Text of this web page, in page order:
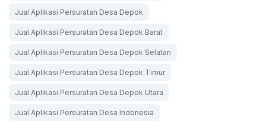
Jual Aplikasi Persuratan Desa Depok
Jual Aplikasi Persuratan Desa Depok Barat
Jual Aplikasi Persuratan Desa Depok Selatan
Jual Aplikasi Persuratan Desa Depok Timur
Jual Aplikasi Persuratan Desa Depok Utara
Jual Aplikasi Persuratan Desa Indonesia